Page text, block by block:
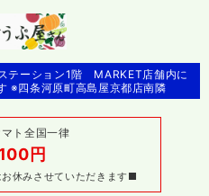
テーション1階 MARKET店舗内に
※四条河原町高島屋京都店南隣
ト全国一律
円
休みさせていただきます■